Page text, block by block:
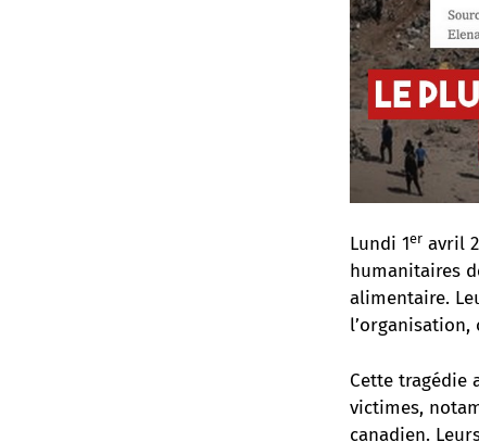
Lundi 1er avril
humanitaires
alimentaire.
Cette tragédie
victimes,
canadien.